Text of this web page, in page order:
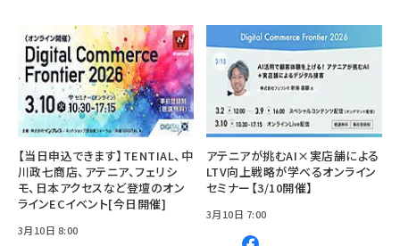
【当日申込できます】TENTIAL、中
川政七商店、アテニア、フェリシ
モ、日本アクセスなど登壇のオン
ラインECイベント[今日開催]
3月10日 8:00
アテニアが挑むAI×実店舗による
LTV向上戦略が学べるオンライン
セミナー【3/10開催】
3月10日 7:00